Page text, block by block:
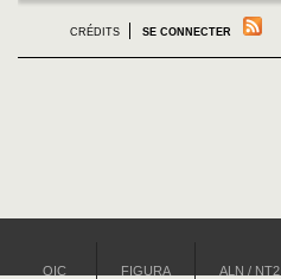
CRÉDITS SE CONNECTER
OIC FIGURA ALN / NT2